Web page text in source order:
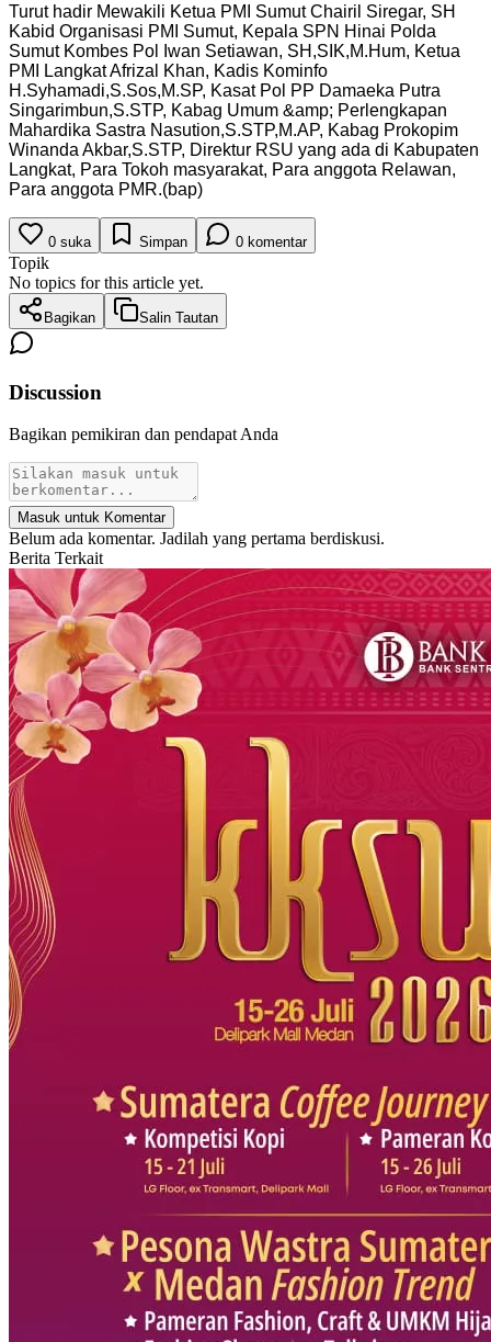
Turut hadir Mewakili Ketua PMI Sumut Chairil Siregar, SH
Kabid Organisasi PMI Sumut, Kepala SPN Hinai Polda
Sumut Kombes Pol Iwan Setiawan, SH,SIK,M.Hum, Ketua
PMI Langkat Afrizal Khan, Kadis Kominfo
H.Syhamadi,S.Sos,M.SP, Kasat Pol PP Damaeka Putra
Singarimbun,S.STP, Kabag Umum &amp; Perlengkapan
Mahardika Sastra Nasution,S.STP,M.AP, Kabag Prokopim
Winanda Akbar,S.STP, Direktur RSU yang ada di Kabupaten
Langkat, Para Tokoh masyarakat, Para anggota Relawan,
Para anggota PMR.(bap)
0 suka Simpan 0 komentar
Topik
No topics for this article yet.
Bagikan Salin Tautan
Discussion
Bagikan pemikiran dan pendapat Anda
Masuk untuk Komentar
Belum ada komentar. Jadilah yang pertama berdiskusi.
Berita Terkait